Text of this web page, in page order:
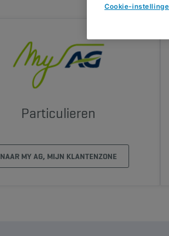
Particulieren
NAAR MY AG, MIJN KLANTENZONE
Cookie-